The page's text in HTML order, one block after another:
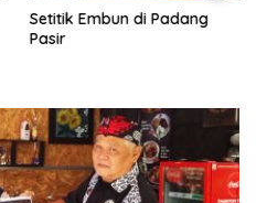
Setitik Embun di Padang
Pasir